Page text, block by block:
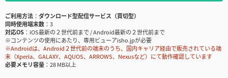
ご利用方法
ダウンロード型配信サービス（買切型）
同時使用端末数
3
対応OS
iOS最新の２世代前まで / Android最新の２世代前まで
※コンテンツの使用にあたり、専用ビューアisho.jpが必要
※Androidは、Android２世代前の端末のうち、国内キャリア経由で販売されている端
末（Xperia、GALAXY、AQUOS、ARROWS、Nexusなど）にて動作確認しています
必要メモリ容量
28 MB以上